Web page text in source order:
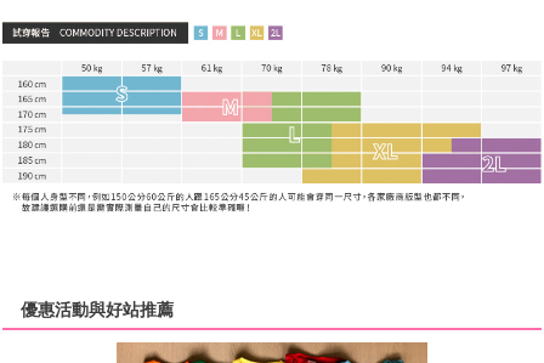
優惠活動與好站推薦